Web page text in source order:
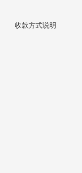
收款方式说明